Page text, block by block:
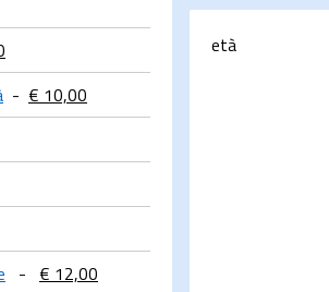
- € 10,00
- € 12,00
età